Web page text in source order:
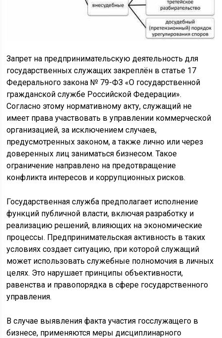
Запрет на предпринимательскую деятельность для
государственных служащих закреплён в статье 17
Федерального закона № 79-ФЗ «О государственной
гражданской службе Российской Федерации».
Согласно этому нормативному акту, служащий не
имеет права участвовать в управлении коммерческой
организацией, за исключением случаев,
предусмотренных законом, а также лично или через
доверенных лиц заниматься бизнесом. Такое
ограничение направлено на предотвращение
конфликта интересов и коррупционных рисков.
Государственная служба предполагает исполнение
функций публичной власти, включая разработку и
реализацию решений, влияющих на экономические
процессы. Предпринимательская активность в таких
условиях создает ситуацию, при которой служащий
может использовать служебные полномочия в личных
целях. Это нарушает принципы объективности,
равенства и правопорядка в сфере государственного
управления.
В случае выявления факта участия госслужащего в
бизнесе, применяются меры дисциплинарного